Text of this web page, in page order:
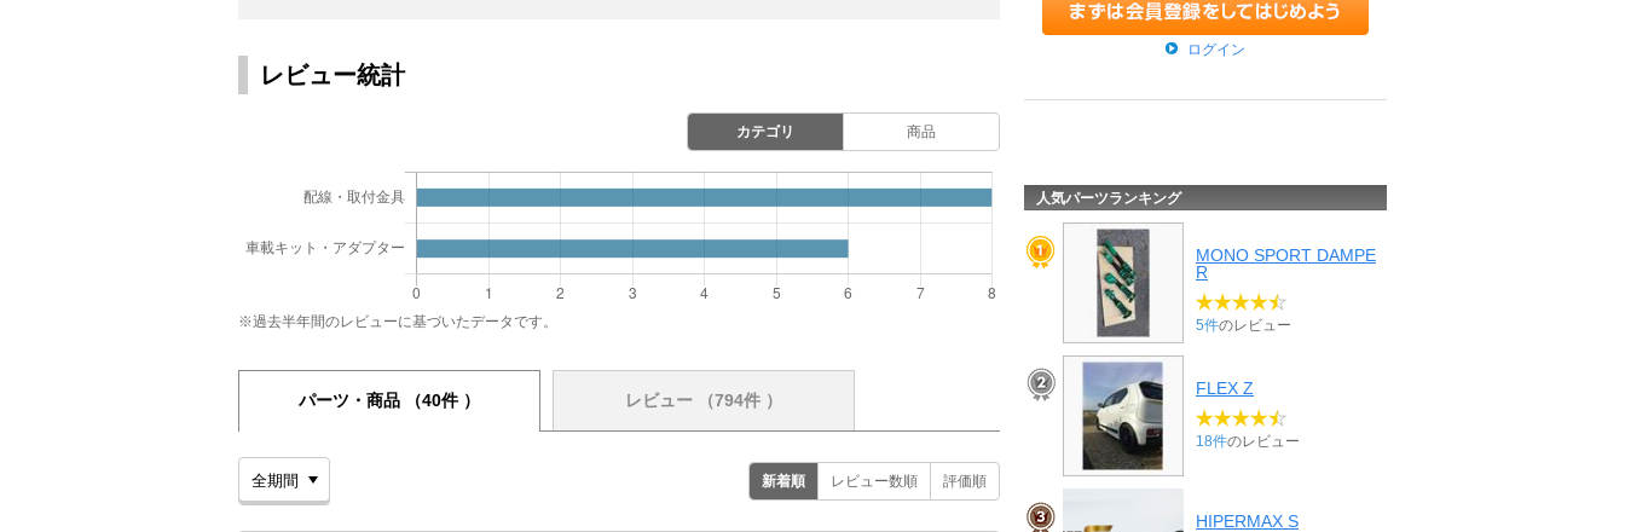
レビュー統計
カテゴリ 商品
※過去半年間のレビューに基づいたデータです。
パーツ・商品 （40件 ） レビュー （794件 ）
新着順 レビュー数順 評価順
ログイン
人気パーツランキング
MONO SPORT DAMPE
R
5件のレビュー
FLEX Z
18件のレビュー
HIPERMAX S